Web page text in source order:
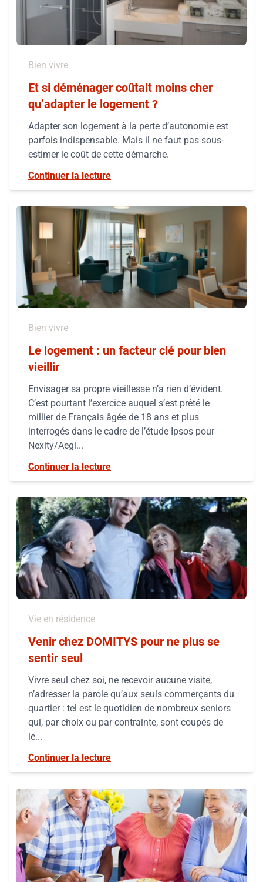
Bien vivre
Et si déménager coûtait moins cher
qu’adapter le logement ?
Adapter son logement à la perte d’autonomie est
parfois indispensable. Mais il ne faut pas sous-
estimer le coût de cette démarche.
Continuer la lecture
Bien vivre
Le logement : un facteur clé pour bien
vieillir
Envisager sa propre vieillesse n’a rien d’évident.
C’est pourtant l’exercice auquel s’est prêté le
millier de Français âgée de 18 ans et plus
interrogés dans le cadre de l’étude Ipsos pour
Nexity/Aegi...
Continuer la lecture
Vie en résidence
Venir chez DOMITYS pour ne plus se
sentir seul
Vivre seul chez soi, ne recevoir aucune visite,
n’adresser la parole qu’aux seuls commerçants du
quartier : tel est le quotidien de nombreux seniors
qui, par choix ou par contrainte, sont coupés de
le...
Continuer la lecture